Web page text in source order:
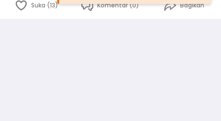
Suka (13) Komentar (0) Bagikan